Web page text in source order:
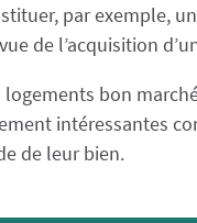
par exemple,
de l’acquisition
bon
intéressantes
de leur bien.